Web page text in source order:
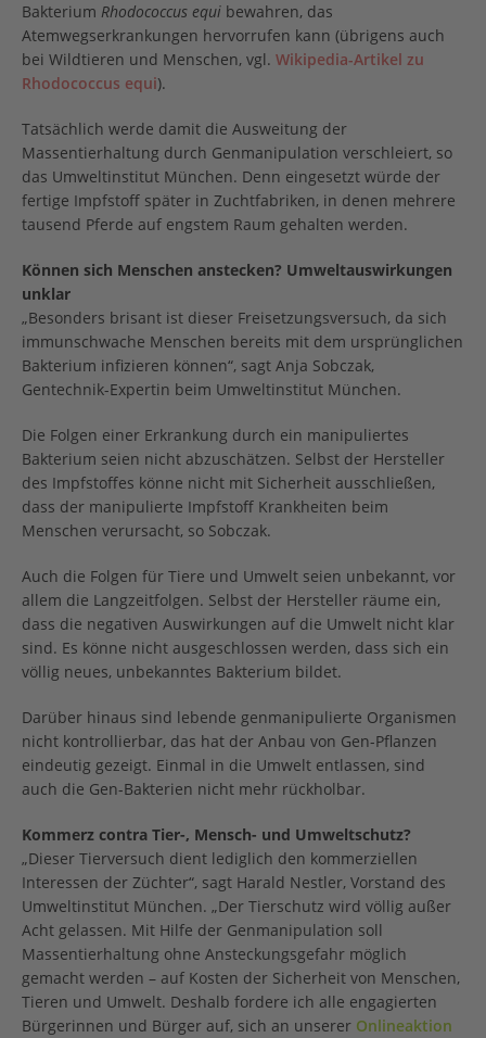
Bakterium Rhodococcus equi bewahren, das
Atemwegserkrankungen hervorrufen kann (übrigens auch
bei Wildtieren und Menschen, vgl. Wikipedia-Artikel zu
Rhodococcus equi).
Tatsächlich werde damit die Ausweitung der
Massentierhaltung durch Genmanipulation verschleiert, so
das Umweltinstitut München. Denn eingesetzt würde der
fertige Impfstoff später in Zuchtfabriken, in denen mehrere
tausend Pferde auf engstem Raum gehalten werden.
Können sich Menschen anstecken? Umweltauswirkungen
unklar
„Besonders brisant ist dieser Freisetzungsversuch, da sich
immunschwache Menschen bereits mit dem ursprünglichen
Bakterium infizieren können“, sagt Anja Sobczak,
Gentechnik-Expertin beim Umweltinstitut München.
Die Folgen einer Erkrankung durch ein manipuliertes
Bakterium seien nicht abzuschätzen. Selbst der Hersteller
des Impfstoffes könne nicht mit Sicherheit ausschließen,
dass der manipulierte Impfstoff Krankheiten beim
Menschen verursacht, so Sobczak.
Auch die Folgen für Tiere und Umwelt seien unbekannt, vor
allem die Langzeitfolgen. Selbst der Hersteller räume ein,
dass die negativen Auswirkungen auf die Umwelt nicht klar
sind. Es könne nicht ausgeschlossen werden, dass sich ein
völlig neues, unbekanntes Bakterium bildet.
Darüber hinaus sind lebende genmanipulierte Organismen
nicht kontrollierbar, das hat der Anbau von Gen-Pflanzen
eindeutig gezeigt. Einmal in die Umwelt entlassen, sind
auch die Gen-Bakterien nicht mehr rückholbar.
Kommerz contra Tier-, Mensch- und Umweltschutz?
„Dieser Tierversuch dient lediglich den kommerziellen
Interessen der Züchter“, sagt Harald Nestler, Vorstand des
Umweltinstitut München. „Der Tierschutz wird völlig außer
Acht gelassen. Mit Hilfe der Genmanipulation soll
Massentierhaltung ohne Ansteckungsgefahr möglich
gemacht werden – auf Kosten der Sicherheit von Menschen,
Tieren und Umwelt. Deshalb fordere ich alle engagierten
Bürgerinnen und Bürger auf, sich an unserer Onlineaktion